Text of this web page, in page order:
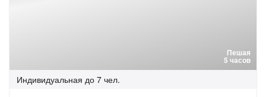
Пешая
5 часов
Индивидуальная до 7 чел.